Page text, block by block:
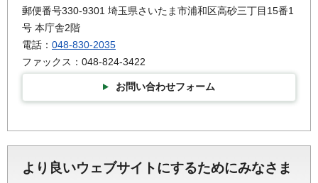
郵便番号330-9301 埼玉県さいたま市浦和区高砂三丁目15番1
号 本庁舎2階
電話： 048-830-2035
ファックス：048-824-3422
お問い合わせフォーム
より良いウェブサイトにするためにみなさま